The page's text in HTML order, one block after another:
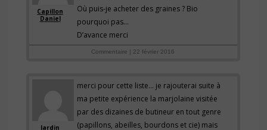
Capillon
Daniel
Où puis-je acheter des graines ? Bio
pourquoi pas…
D’avance merci
Commentaire | 22 février 2016
Jardin
merci pour cette liste… je rajouterai suite à
ma petite expérience la marjolaine visitée
par des dizaines de butineur en tout genre
(papillons, abeilles, bourdons et cie) mais